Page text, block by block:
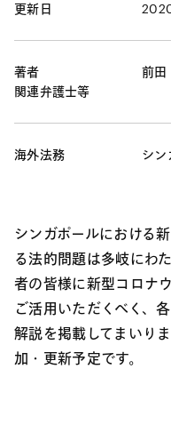
更新日
著者
関連弁護士等
前田
海外法務 シン
シンガポールにおける
る法的問題は多岐にわ
者の皆様に新型コロナ
ご活用いただくべく、
解説を掲載してまいり
加・更新予定です。